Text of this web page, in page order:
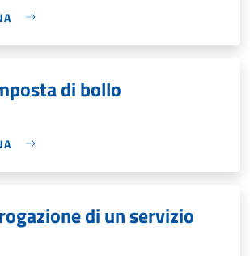
di bollo
di un servizio